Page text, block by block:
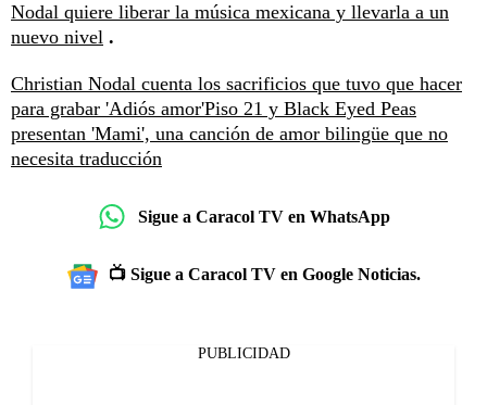
Nodal quiere liberar la música mexicana y llevarla a un
nuevo nivel .
Christian Nodal cuenta los sacrificios que tuvo que hacer
para grabar 'Adiós amor'Piso 21 y Black Eyed Peas
presentan 'Mami', una canción de amor bilingüe que no
necesita traducción
Sigue a Caracol TV en WhatsApp
📺 Sigue a Caracol TV en Google Noticias.
PUBLICIDAD